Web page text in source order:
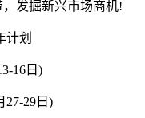
，发掘新兴市场商机!
划
16日)
29日)